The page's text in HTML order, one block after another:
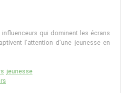
qui dominent les écrans
l’attention d’une jeunesse en
jeunesse